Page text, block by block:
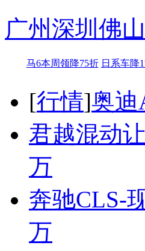
广州深圳 佛山
马6本周领降75折 日系车降
[行情]奥迪
君越混动
万
奔驰CLS-
万